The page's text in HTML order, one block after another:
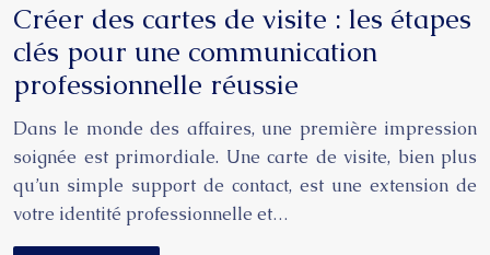
Créer des cartes de visite : les étapes
clés pour une communication
professionnelle réussie
Dans le monde des affaires, une première impression
soignée est primordiale. Une carte de visite, bien plus
qu’un simple support de contact, est une extension de
votre identité professionnelle et…